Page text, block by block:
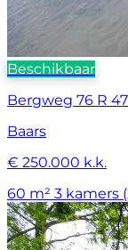
Beschikbaar
Bergweg 76 R
Baars
€ 250.000 k.k.
60 m² 3 kamers